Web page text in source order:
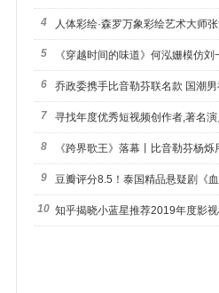
4 人体彩绘·森罗万象彩绘艺术大师
荒宇宙
5 《穿越时间的味道》何泓姗模仿
侃“学人
6 乔政委携手比音勒芬联名款 国潮
7 寻找年度优秀短视频创作者,著名
奇艺号"奇
8 《跨界歌王》落幕丨比音勒芬杨
圈粉!
9 豆瓣评分8.5！泰国精品悬疑剧《
日西瓜视
10 知乎揭晓小蓝星推荐2019年度影